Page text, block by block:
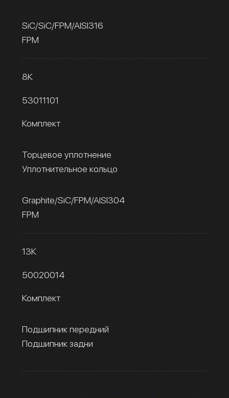
SiC/SiC/FPM/AISI316
FPM
8К
53011101
Комплект
Торцевое уплотнение
Уплотнительное кольцо
Graphite/SiC/FPM/AISI304
FPM
13К
50020014
Комплект
Подшипник передний
Подшипник задни